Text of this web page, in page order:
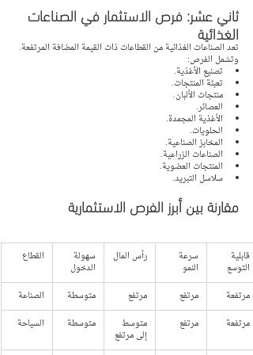
ثاني عشر: فرص الاستثمار في الصناعات
الغذائية
تعد الصناعات الغذائية من القطاعات ذات القيمة المضافة المرتفعة.
وتشمل الفرص:
تصنيع الأغذية.
تعبئة المنتجات.
منتجات الألبان.
العصائر.
الأغذية المجمدة.
الحلويات.
المخابز الصناعية.
الصناعات الزراعية.
المنتجات العضوية.
سلاسل التبريد.
مقارنة بين أبرز الفرص الاستثمارية
القطاع سهولة
الدخول
رأس المال سرعة
النمو
قابلية
التوسع
الصناعة
متوسطة مرتفع مرتفع
مرتفعة
السياحة
متوسطة متوسط
إلى مرتفع
مرتفع مرتفعة